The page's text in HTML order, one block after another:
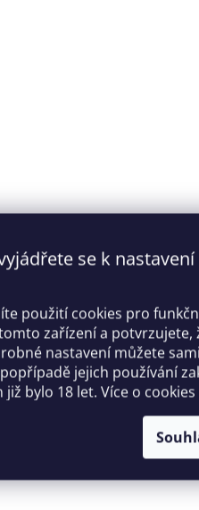
se k nastavení
použití cookies pro
zařízení a potvrzujete,
nastavení můžete
jejich používání
bylo 18 let. Více o cookies
Dámský svůdný korzet
černý - Obsessive